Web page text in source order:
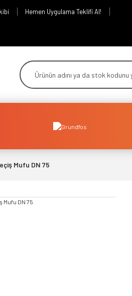
Hemen Uygulama Teklifi Al!
Mufu DN 75